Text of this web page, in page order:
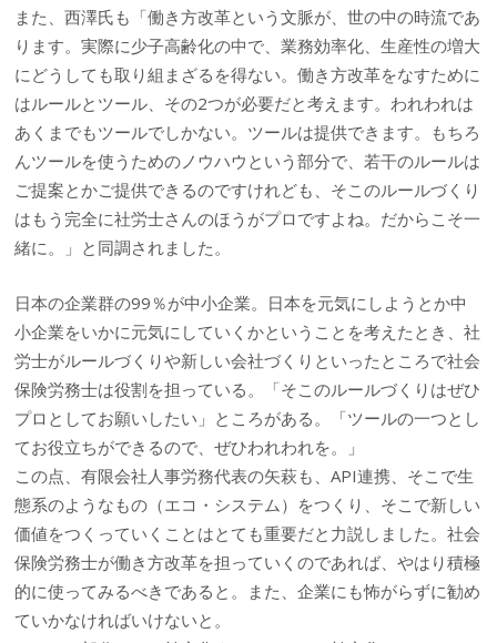
また、西澤氏も「働き方改革という文脈が、世の中の時流であ
ります。実際に少子高齢化の中で、業務効率化、生産性の増大
にどうしても取り組まざるを得ない。働き方改革をなすために
はルールとツール、その2つが必要だと考えます。われわれは
あくまでもツールでしかない。ツールは提供できます。もちろ
んツールを使うためのノウハウという部分で、若干のルールは
ご提案とかご提供できるのですけれども、そこのルールづくり
はもう完全に社労士さんのほうがプロですよね。だからこそ一
緒に。」と同調されました。
日本の企業群の99％が中小企業。日本を元気にしようとか中
小企業をいかに元気にしていくかということを考えたとき、社
労士がルールづくりや新しい会社づくりといったところで社会
保険労務士は役割を担っている。「そこのルールづくりはぜひ
プロとしてお願いしたい」ところがある。「ツールの一つとし
てお役立ちができるので、ぜひわれわれを。」
この点、有限会社人事労務代表の矢萩も、API連携、そこで生
態系のようなもの（エコ・システム）をつくり、そこで新しい
価値をつくっていくことはとても重要だと力説しました。社会
保険労務士が働き方改革を担っていくのであれば、やはり積極
的に使ってみるべきであると。また、企業にも怖がらずに勧め
ていかなければいけないと。